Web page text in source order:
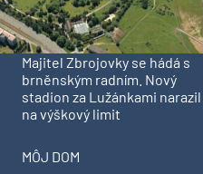
Majitel Zbrojovky se hádá s
brněnským radním. Nový
stadion za Lužánkami narazil
na výškový limit
MÔJ DOM